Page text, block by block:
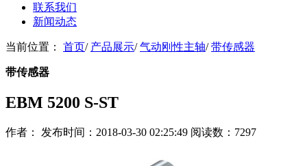
联系我们
新闻动态
当前位置： 首页/ 产品展示/气动刚性主轴/带传感器
带传感器
EBM 5200 S-ST
作者： 发布时间：2018-03-30 02:25:49 阅读数：7297